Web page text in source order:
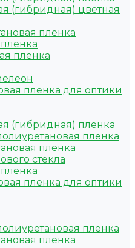
(гибридная) цветная
пленка
пленка
пленка для оптики
(гибридная) пленка
пленка
пленка
стекла
пленка для оптики
пленка
пленка